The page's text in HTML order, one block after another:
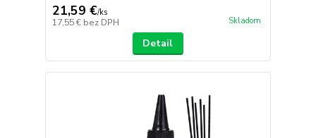
21,59 €/ks
17,55 € bez DPH Skladom
Detail